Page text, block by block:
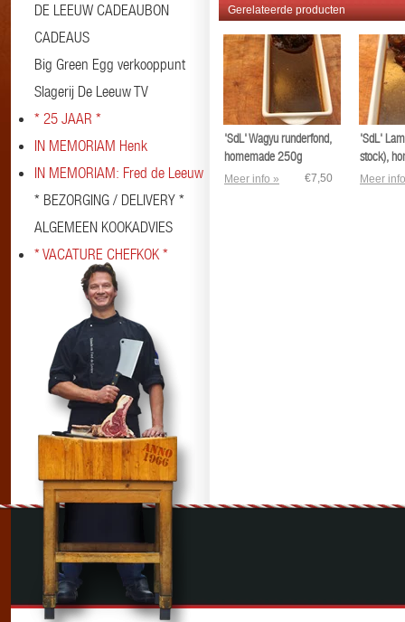
DE LEEUW CADEAUBON
CADEAUS
Big Green Egg verkooppunt
Slagerij De Leeuw TV
* 25 JAAR *
IN MEMORIAM Henk
IN MEMORIAM: Fred de Leeuw
* BEZORGING / DELIVERY *
ALGEMEEN KOOKADVIES
* VACATURE CHEFKOK *
Gerelateerde producten
'SdL' Wagyu runderfond,
homemade 250g
Meer info » €7,50
'SdL'
stock),
Meer